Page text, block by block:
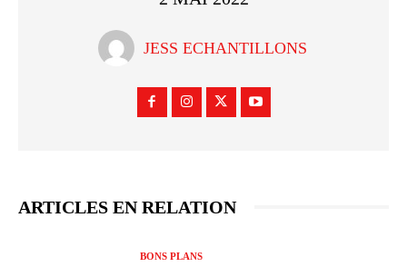
JESS ECHANTILLONS
ARTICLES EN RELATION
BONS PLANS